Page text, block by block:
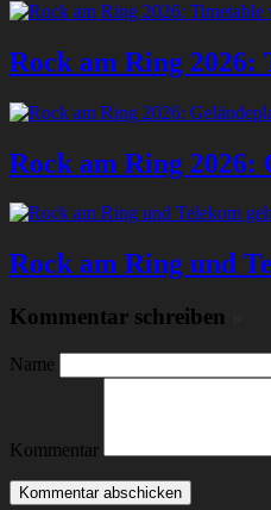
Rock am Ring
Rock am Ring 2026:
Rock am Ring und
Kommentar schreiben
Name
Kommentar